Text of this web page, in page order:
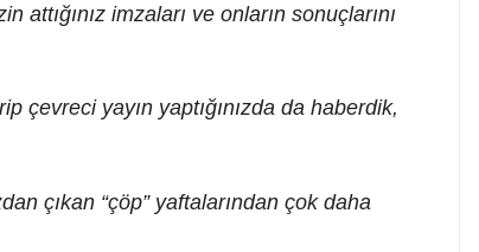
imzaları ve onların sonuçlarını
çevreci yayın yaptığınızda da haberdik,
çıkan “çöp” yaftalarından çok daha